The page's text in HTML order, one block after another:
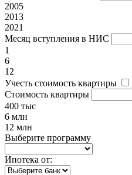
2005
2013
2021
Месяц вступления в НИС
1
6
12
Учесть стоимость квартиры
Стоимость квартиры
400 тыс
6 млн
12 млн
Выберите программу
Ипотека от: